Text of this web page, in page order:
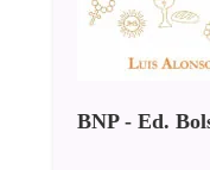
BNP - Ed.